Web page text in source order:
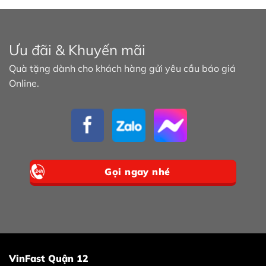
Ưu đãi & Khuyến mãi
Quà tặng dành cho khách hàng gửi yêu cầu báo giá
Online.
Gọi ngay nhé
VinFast Quận 12